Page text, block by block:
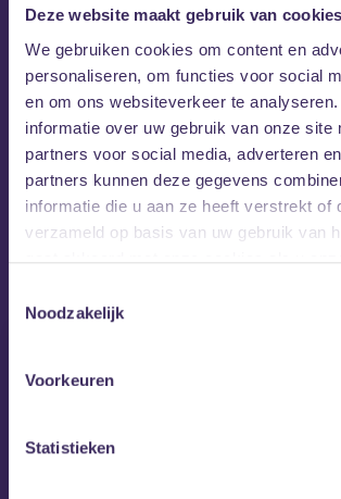
Deze website maakt gebruik van cookies
We gebruiken cookies om content en
personaliseren, om functies voor social
en om ons websiteverkeer te
informatie over uw gebruik van onze site
partners voor social media, adverteren
partners kunnen deze gegevens
informatie die u aan ze heeft verstrekt of
verzameld op basis van uw gebruik van
Noodzakelijk
Voorkeuren
Statistieken
MEZZ tipt